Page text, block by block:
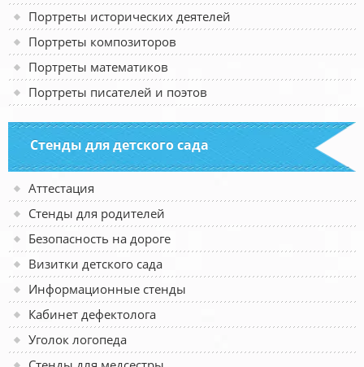
Портреты исторических деятелей
Портреты композиторов
Портреты математиков
Портреты писателей и поэтов
Стенды для детского сада
Аттестация
Стенды для родителей
Безопасность на дороге
Визитки детского сада
Информационные стенды
Кабинет дефектолога
Уголок логопеда